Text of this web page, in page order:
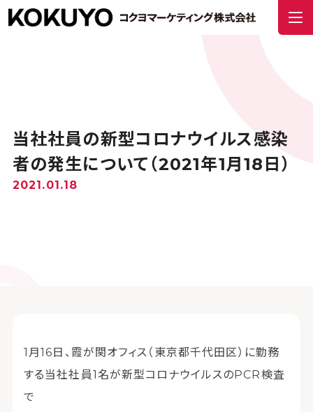
当社社員の新型コロナウイルス感染
者の発生について（2021年1月18日）
2021.01.18
1月16日、霞が関オフィス（東京都千代田区）に勤務
する当社社員1名が新型コロナウイルスのPCR検査
で